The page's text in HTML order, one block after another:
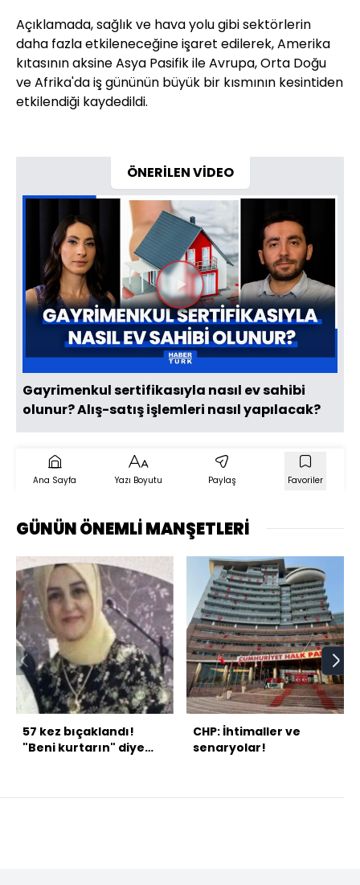
Açıklamada, sağlık ve hava yolu gibi sektörlerin
daha fazla etkileneceğine işaret edilerek, Amerika
kıtasının aksine Asya Pasifik ile Avrupa, Orta Doğu
ve Afrika'da iş gününün büyük bir kısmının kesintiden
etkilendiği kaydedildi.
ÖNERİLEN VİDEO
Videoyu
Oynat
Gayrimenkul sertifikasıyla nasıl ev sahibi
olunur? Alış-satış işlemleri nasıl yapılacak?
Ana Sayfa Yazı Boyutu Paylaş Favoriler
GÜNÜN ÖNEMLİ MANŞETLERİ
57 kez bıçaklandı!
"Beni kurtarın" diye
CHP: İhtimaller ve
senaryolar!